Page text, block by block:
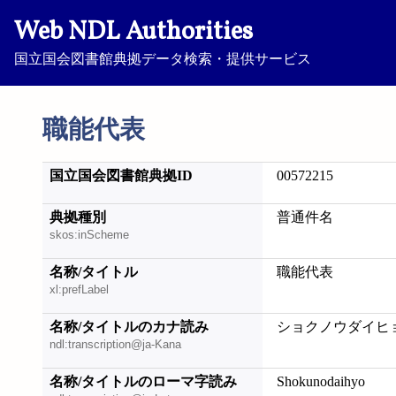
Web NDL Authorities
国立国会図書館典拠データ検索・提供サービス
職能代表
国立国会図書館典拠ID 00572215
典拠種別
skos:inScheme
普通件名
名称/タイトル
xl:prefLabel
職能代表
名称/タイトルのカナ読み
ndl:transcription@ja-Kana
ショクノウダイヒ
名称/タイトルのローマ字読み Shokunodaihyo